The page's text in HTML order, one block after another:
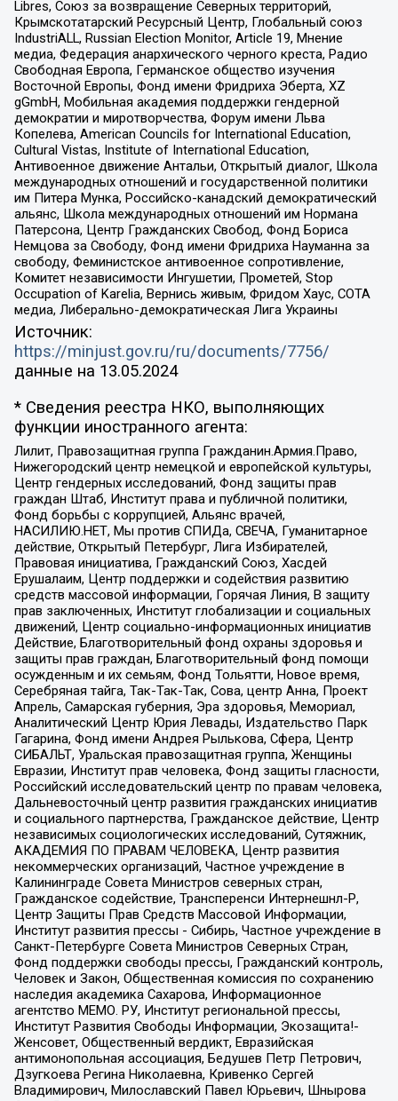
Libres, Союз за возвращение Северных территорий,
Крымскотатарский Ресурсный Центр, Глобальный союз
IndustriALL, Russian Election Monitor, Article 19, Мнение
медиа, Федерация анархического черного креста, Радио
Свободная Европа, Германское общество изучения
Восточной Европы, Фонд имени Фридриха Эберта, XZ
gGmbH, Мобильная академия поддержки гендерной
демократии и миротворчества, Форум имени Льва
Копелева, American Councils for International Education,
Cultural Vistas, Institute of International Education,
Антивоенное движение Антальи, Открытый диалог, Школа
международных отношений и государственной политики
им Питера Мунка, Российско-канадский демократический
альянс, Школа международных отношений им Нормана
Патерсона, Центр Гражданских Свобод, Фонд Бориса
Немцова за Свободу, Фонд имени Фридриха Науманна за
свободу, Феминистское антивоенное сопротивление,
Комитет независимости Ингушетии, Прометей, Stop
Occupation of Karelia, Вернись живым, Фридом Хаус, СОТА
медиа, Либерально-демократическая Лига Украины
Источник:
https://minjust.gov.ru/ru/documents/7756/
данные на 13.05.2024
* Сведения реестра НКО, выполняющих
функции иностранного агента:
Лилит, Правозащитная группа Гражданин.Армия.Право,
Нижегородский центр немецкой и европейской культуры,
Центр гендерных исследований, Фонд защиты прав
граждан Штаб, Институт права и публичной политики,
Фонд борьбы с коррупцией, Альянс врачей,
НАСИЛИЮ.НЕТ, Мы против СПИДа, СВЕЧА, Гуманитарное
действие, Открытый Петербург, Лига Избирателей,
Правовая инициатива, Гражданский Союз, Хасдей
Ерушалаим, Центр поддержки и содействия развитию
средств массовой информации, Горячая Линия, В защиту
прав заключенных, Институт глобализации и социальных
движений, Центр социально-информационных инициатив
Действие, Благотворительный фонд охраны здоровья и
защиты прав граждан, Благотворительный фонд помощи
осужденным и их семьям, Фонд Тольятти, Новое время,
Серебряная тайга, Так-Так-Так, Сова, центр Анна, Проект
Апрель, Самарская губерния, Эра здоровья, Мемориал,
Аналитический Центр Юрия Левады, Издательство Парк
Гагарина, Фонд имени Андрея Рылькова, Сфера, Центр
СИБАЛЬТ, Уральская правозащитная группа, Женщины
Евразии, Институт прав человека, Фонд защиты гласности,
Российский исследовательский центр по правам человека,
Дальневосточный центр развития гражданских инициатив
и социального партнерства, Гражданское действие, Центр
независимых социологических исследований, Сутяжник,
АКАДЕМИЯ ПО ПРАВАМ ЧЕЛОВЕКА, Центр развития
некоммерческих организаций, Частное учреждение в
Калининграде Совета Министров северных стран,
Гражданское содействие, Трансперенси Интернешнл-Р,
Центр Защиты Прав Средств Массовой Информации,
Институт развития прессы - Сибирь, Частное учреждение в
Санкт-Петербурге Совета Министров Северных Стран,
Фонд поддержки свободы прессы, Гражданский контроль,
Человек и Закон, Общественная комиссия по сохранению
наследия академика Сахарова, Информационное
агентство МЕМО. РУ, Институт региональной прессы,
Институт Развития Свободы Информации, Экозащита!-
Женсовет, Общественный вердикт, Евразийская
антимонопольная ассоциация, Бедушев Петр Петрович,
Дзугкоева Регина Николаевна, Кривенко Сергей
Владимирович, Милославский Павел Юрьевич, Шнырова